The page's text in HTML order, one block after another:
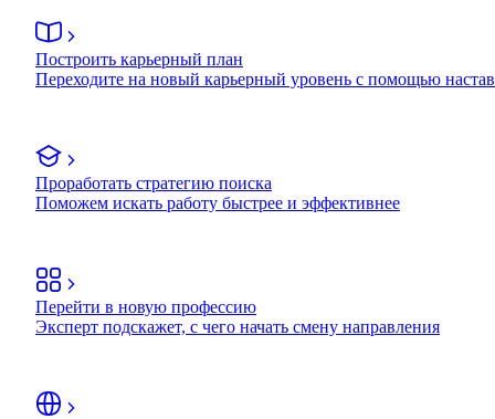
Построить карьерный план
Переходите на новый карьерный уровень с помощью
Проработать стратегию поиска
Поможем искать работу быстрее и эффективнее
Перейти в новую профессию
Эксперт подскажет, с чего начать смену направления